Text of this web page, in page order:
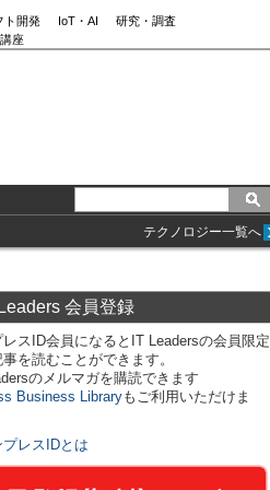
ト開発 IoT・AI
研究・調査
座
テクノロジー一覧へ
会員登録
スID会員になるとIT Leadersの会員限定
を読むことができます。
のメルマガを購読できます
Business Libraryもご利用いただけま
プレスIDとは